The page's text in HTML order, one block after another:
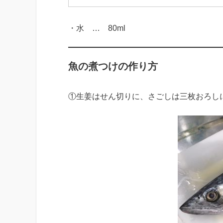
・水 … 80ml
魚の煮つけの作り方
①生姜はせん切りに、さごしは三枚おろし